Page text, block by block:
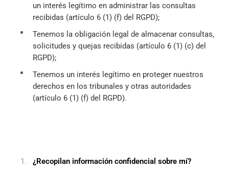
un interés legítimo en administrar las consultas
recibidas (artículo 6 (1) (f) del RGPD);
Tenemos la obligación legal de almacenar consultas,
solicitudes y quejas recibidas (artículo 6 (1) (c) del
RGPD);
Tenemos un interés legítimo en proteger nuestros
derechos en los tribunales y otras autoridades
(artículo 6 (1) (f) del RGPD).
¿Recopilan información confidencial sobre mí?